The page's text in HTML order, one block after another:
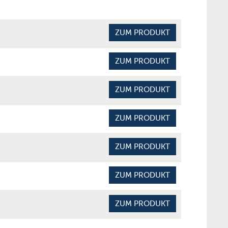
ZUM PRODUKT
ZUM PRODUKT
ZUM PRODUKT
ZUM PRODUKT
ZUM PRODUKT
ZUM PRODUKT
ZUM PRODUKT